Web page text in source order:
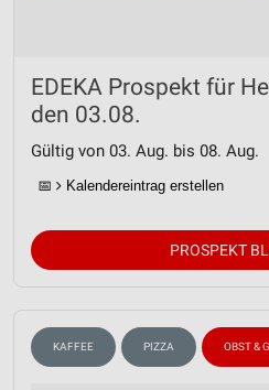
EDEKA Prospekt für
den 03.08.
Gültig von 03. Aug. bis 08. Aug.
📅 Kalendereintrag erstellen
PROSPEKT
KAFFEE PIZZA OBST &